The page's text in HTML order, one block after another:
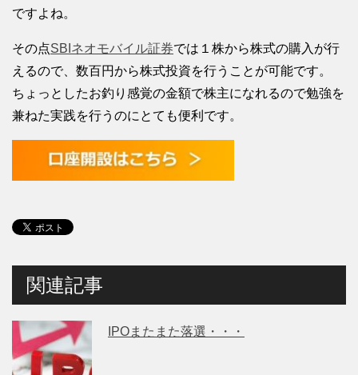
ですよね。
その点SBIネオモバイル証券では１株から株式の購入が行
えるので、数百円から株式投資を行うことが可能です。
ちょっとしたお釣り感覚の金額で株主になれるので勉強を
兼ねた実践を行うのにとても便利です。
関連記事
IPOまたまた落選・・・